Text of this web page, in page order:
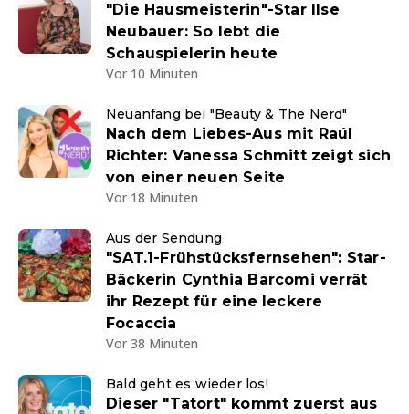
"Die Hausmeisterin"-Star Ilse
Neubauer: So lebt die
Schauspielerin heute
Vor 10 Minuten
Neuanfang bei "Beauty & The Nerd"
Nach dem Liebes-Aus mit Raúl
Richter: Vanessa Schmitt zeigt sich
von einer neuen Seite
Vor 18 Minuten
Aus der Sendung
"SAT.1-Frühstücksfernsehen": Star-
Bäckerin Cynthia Barcomi verrät
ihr Rezept für eine leckere
Focaccia
Vor 38 Minuten
Bald geht es wieder los!
Dieser "Tatort" kommt zuerst aus